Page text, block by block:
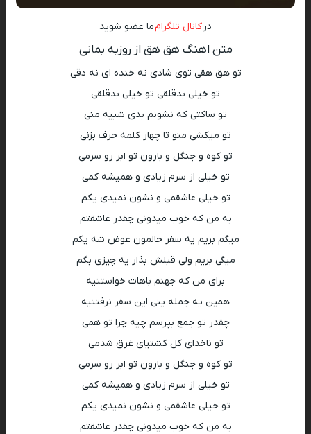
در کانال تلگرامما عضو شوید
متن اهنگ هق هق از روزبه بمانی
تو هق هقی توی شادی نه خنده ای نه دقی
تو خیلی بدقلقی تو خیلی بدقلقی
تو ساکتی که نشونم بدی شبیه منی
تو میکشی منو تا چهار کلمه حرف بزنی
تو کوه و جنگل و بارون تو ابر رو سرمی
تو خیلی از سرم زیادی و همیشه کمی
تو خیلی عاشقمی و نشون نمیدی یکم
به من که خوب میدونی چقدر عاشقتم
میگم بریم یه سفر حالمون عوض شه یکم
میگی بریم ولی قبلش بذار یه چیزی بگم
برای من که جهنم باهات خواستنیه
همین یه جمله ینی این سفر نرفتنیه
چقدر تو جمع بپرسم چیه چرا تو همی
تو‌ ناخدای کل کشتیای غرق شدمی
تو کوه و جنگل و بارون تو ابر رو سرمی
تو خیلی از سرم زیادی و همیشه کمی
تو خیلی عاشقمی و نشون نمیدی یکم
به من که خوب میدونی چقدر عاشقتم